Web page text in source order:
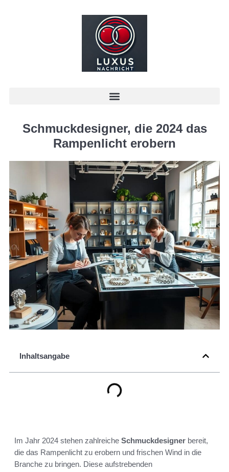
Schmuckdesigner, die 2024 das
Rampenlicht erobern
Inhaltsangabe
Im Jahr 2024 stehen zahlreiche Schmuckdesigner bereit,
die das Rampenlicht zu erobern und frischen Wind in die
Branche zu bringen. Diese aufstrebenden